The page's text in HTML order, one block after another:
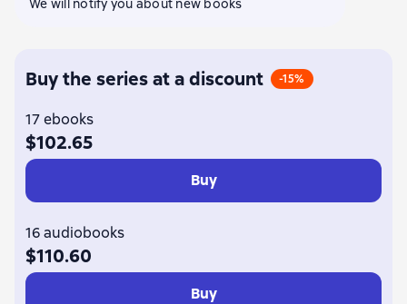
We will notify you about new books
Buy the series at a discount -15%
17 ebooks
$102.65
Buy
16 audiobooks
$110.60
Buy